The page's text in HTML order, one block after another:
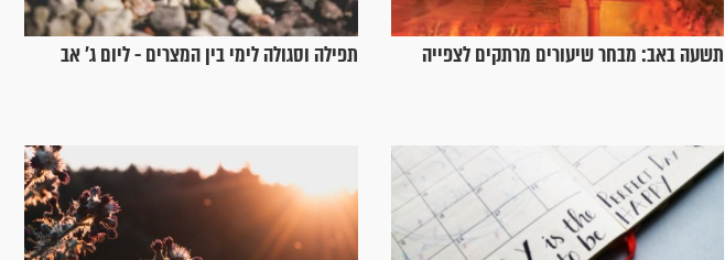
תשעה באב: מבחר שיעורים מרתקים לצפייה תפילה וסגולה לימי בין המצרים - ליום ג’ אב